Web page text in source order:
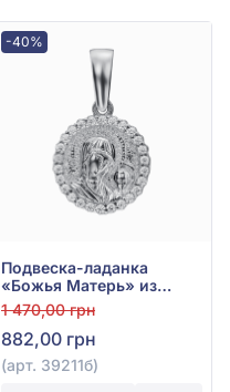
-40%
Подвеска-ладанка
«Божья Матерь» из
серебра 925° с
фианитом, арт. 39211б
1 470,00 грн
882,00 грн
(арт. 39211б)